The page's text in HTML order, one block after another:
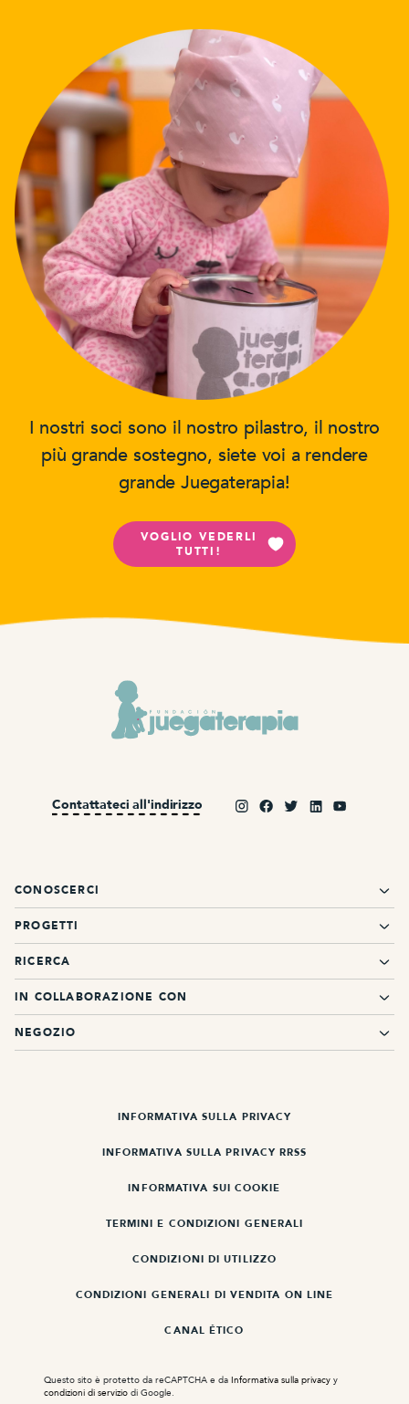
I nostri soci sono il nostro pilastro, il nostro
più grande sostegno, siete voi a rendere
grande Juegaterapia!
VOGLIO VEDERLI
TUTTI!
Contattateci all'indirizzo
CONOSCERCI
PROGETTI
RICERCA
IN COLLABORAZIONE CON
NEGOZIO
INFORMATIVA SULLA PRIVACY
INFORMATIVA SULLA PRIVACY RRSS
INFORMATIVA SUI COOKIE
TERMINI E CONDIZIONI GENERALI
CONDIZIONI DI UTILIZZO
CONDIZIONI GENERALI DI VENDITA ON LINE
CANAL ÉTICO
Questo sito è protetto da reCAPTCHA e da Informativa sulla privacy y
condizioni di servizio di Google.